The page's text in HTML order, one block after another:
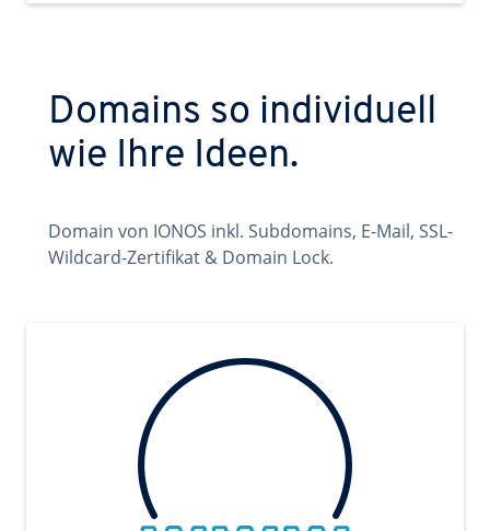
Domains so individuell
wie Ihre Ideen.
Domain von IONOS inkl. Subdomains, E-Mail, SSL-
Wildcard-Zertifikat & Domain Lock.